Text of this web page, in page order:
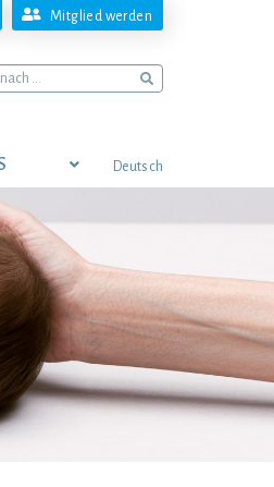
Mitglied werden
Deutsch